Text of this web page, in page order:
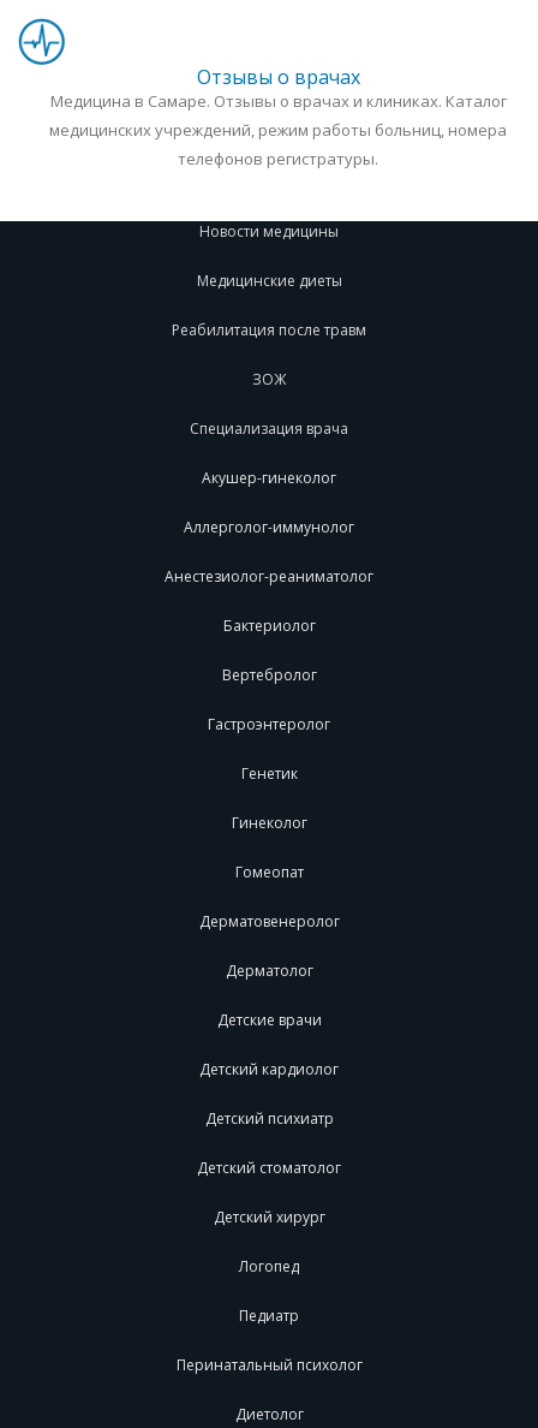
Отзывы о врачах
Медицина в Самаре. Отзывы о врачах и клиниках. Каталог
медицинских учреждений, режим работы больниц, номера
телефонов регистратуры.
Новости медицины
Медицинские диеты
Реабилитация после травм
ЗОЖ
Специализация врача
Акушер-гинеколог
Аллерголог-иммунолог
Анестезиолог-реаниматолог
Бактериолог
Вертебролог
Гастроэнтеролог
Генетик
Гинеколог
Гомеопат
Дерматовенеролог
Дерматолог
Детские врачи
Детский кардиолог
Детский психиатр
Детский стоматолог
Детский хирург
Логопед
Педиатр
Перинатальный психолог
Диетолог